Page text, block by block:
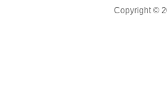
Copyright ©